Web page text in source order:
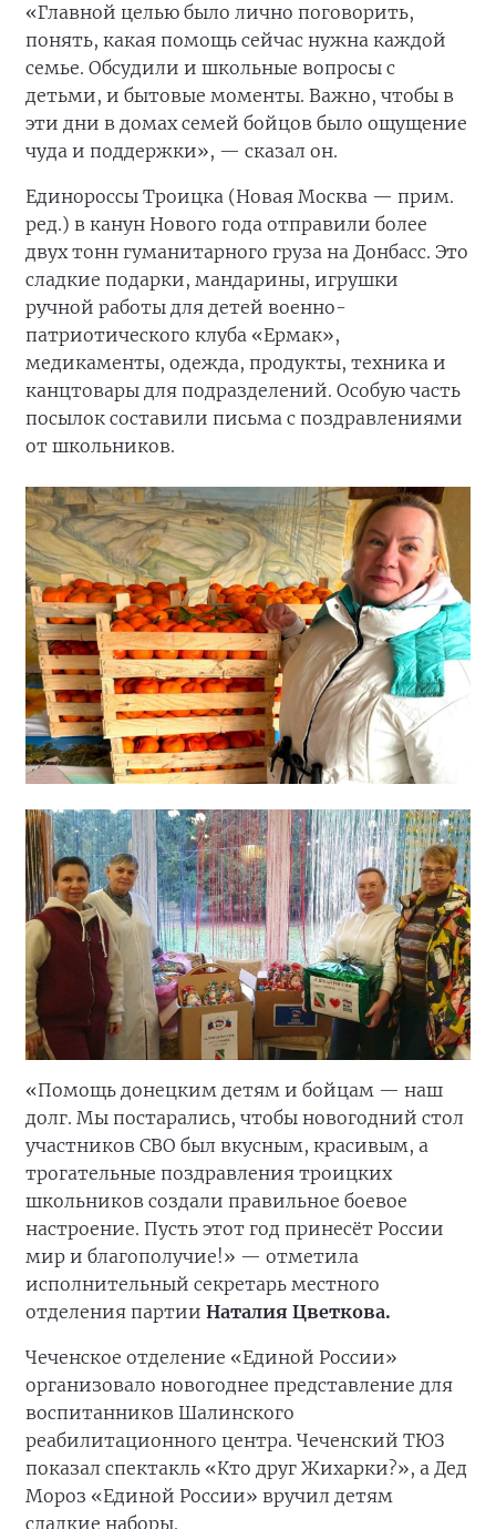
«Главной целью было лично поговорить,
понять, какая помощь сейчас нужна каждой
семье. Обсудили и школьные вопросы с
детьми, и бытовые моменты. Важно, чтобы в
эти дни в домах семей бойцов было ощущение
чуда и поддержки», — сказал он.
Единороссы Троицка (Новая Москва — прим.
ред.) в канун Нового года отправили более
двух тонн гуманитарного груза на Донбасс. Это
сладкие подарки, мандарины, игрушки
ручной работы для детей военно-
патриотического клуба «Ермак»,
медикаменты, одежда, продукты, техника и
канцтовары для подразделений. Особую часть
посылок составили письма с поздравлениями
от школьников.
«Помощь донецким детям и бойцам — наш
долг. Мы постарались, чтобы новогодний стол
участников СВО был вкусным, красивым, а
трогательные поздравления троицких
школьников создали правильное боевое
настроение. Пусть этот год принесёт России
мир и благополучие!» — отметила
исполнительный секретарь местного
отделения партии Наталия Цветкова.
Чеченское отделение «Единой России»
организовало новогоднее представление для
воспитанников Шалинского
реабилитационного центра. Чеченский ТЮЗ
показал спектакль «Кто друг Жихарки?», а Дед
Мороз «Единой России» вручил детям
сладкие наборы.